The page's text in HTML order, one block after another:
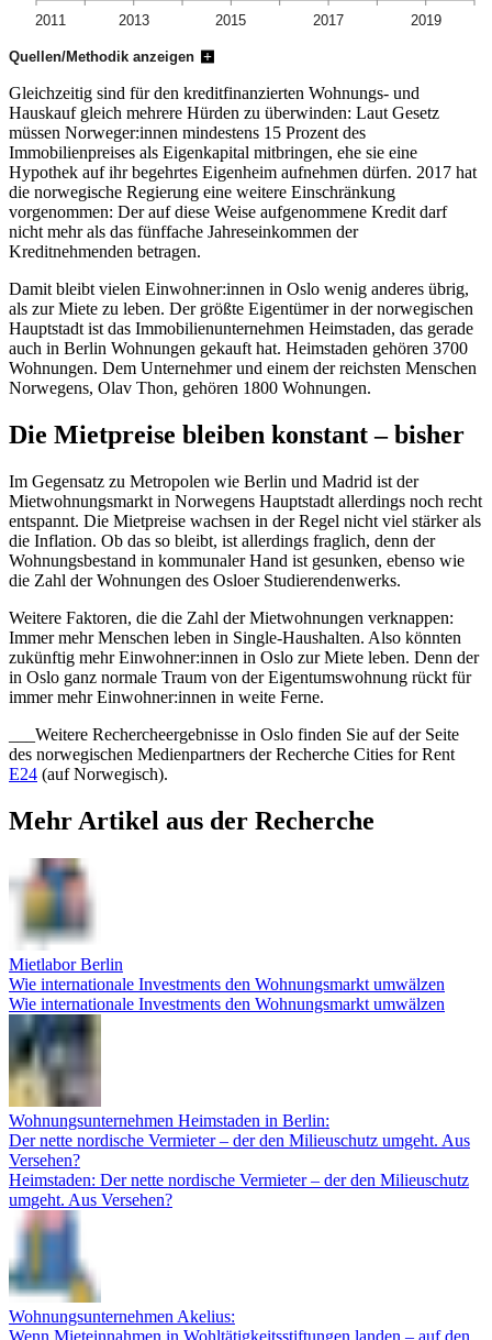
2011 2013 2015 2017 2019
Quellen/Methodik anzeigen
Gleichzeitig sind für den kreditfinanzierten Wohnungs- und
Hauskauf gleich mehrere Hürden zu überwinden: Laut Gesetz
müssen Norweger:innen mindestens 15 Prozent des
Immobilienpreises als Eigenkapital mitbringen, ehe sie eine
Hypothek auf ihr begehrtes Eigenheim aufnehmen dürfen. 2017 hat
die norwegische Regierung eine weitere Einschränkung
vorgenommen: Der auf diese Weise aufgenommene Kredit darf
nicht mehr als das fünffache Jahreseinkommen der
Kreditnehmenden betragen.
Damit bleibt vielen Einwohner:innen in Oslo wenig anderes übrig,
als zur Miete zu leben. Der größte Eigentümer in der norwegischen
Hauptstadt ist das Immobilienunternehmen Heimstaden, das gerade
auch in Berlin Wohnungen gekauft hat. Heimstaden gehören 3700
Wohnungen. Dem Unternehmer und einem der reichsten Menschen
Norwegens, Olav Thon, gehören 1800 Wohnungen.
Die Mietpreise bleiben konstant – bisher
Im Gegensatz zu Metropolen wie Berlin und Madrid ist der
Mietwohnungsmarkt in Norwegens Hauptstadt allerdings noch recht
entspannt. Die Mietpreise wachsen in der Regel nicht viel stärker als
die Inflation. Ob das so bleibt, ist allerdings fraglich, denn der
Wohnungsbestand in kommunaler Hand ist gesunken, ebenso wie
die Zahl der Wohnungen des Osloer Studierendenwerks.
Weitere Faktoren, die die Zahl der Mietwohnungen verknappen:
Immer mehr Menschen leben in Single-Haushalten. Also könnten
zukünftig mehr Einwohner:innen in Oslo zur Miete leben. Denn der
in Oslo ganz normale Traum von der Eigentumswohnung rückt für
immer mehr Einwohner:innen in weite Ferne.
___Weitere Rechercheergebnisse in Oslo finden Sie auf der Seite
des norwegischen Medienpartners der Recherche Cities for Rent
E24 (auf Norwegisch).
Mehr Artikel aus der Recherche
Mietlabor Berlin
Wie internationale Investments den Wohnungsmarkt umwälzen
Wie internationale Investments den Wohnungsmarkt umwälzen
Wohnungsunternehmen Heimstaden in Berlin:
Der nette nordische Vermieter – der den Milieuschutz umgeht. Aus
Versehen?
Heimstaden: Der nette nordische Vermieter – der den Milieuschutz
umgeht. Aus Versehen?
Wohnungsunternehmen Akelius:
Wenn Mieteinnahmen in Wohltätigkeitsstiftungen landen – auf den